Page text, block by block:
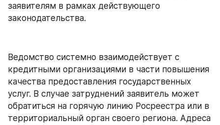
заявителям в рамках действующего
законодательства.
Ведомство системно взаимодействует с
кредитными организациями в части повышения
качества предоставления государственных
услуг. В случае затруднений заявитель может
обратиться на горячую линию Росреестра или в
территориальный орган своего региона. Адреса